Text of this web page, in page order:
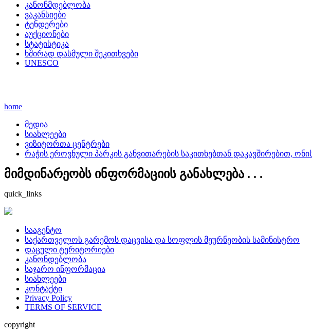
კანონმდებლობა
ვაკანსიები
ტენდერები
აუქციონები
სტატისტიკა
ხშირად დასმული შეკითხვები
UNESCO
home
მედია
სიახლეები
ვიზიტორთა ცენტრები
რაჭის ეროვნული პარკის განვითარების საკითხებთან დაკავშირებით,
მიმდინარეობს ინფორმაციის განახლება . . .
quick_links
სააგენტო
საქართველოს გარემოს დაცვისა და სოფლის მეურნეობის სამინისტრო
დაცული ტერიტორიები
კანონდებლობა
საჯარო ინფორმაცია
სიახლეები
კონტაქტი
Privacy Policy
TERMS OF SERVICE
copyright